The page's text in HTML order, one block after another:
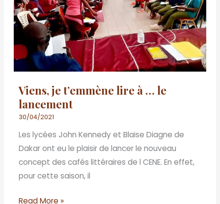
Viens, je t’emmène lire à … le
lancement
30/04/2021
Les lycées John Kennedy et Blaise Diagne de
Dakar ont eu le plaisir de lancer le nouveau
concept des cafés littéraires de l CENE. En effet,
pour cette saison, il
…
le
lancement
Read More »